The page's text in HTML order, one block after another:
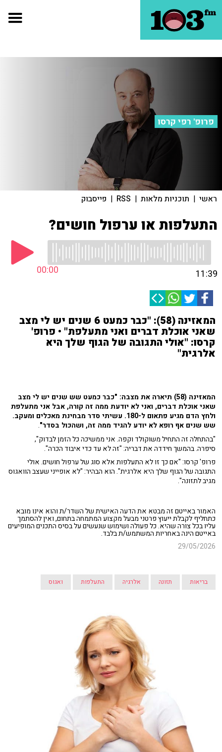
פרופ' רפי קרסו
ראשי | תוכניות מלאות |
RSS
| פייסבוק
התעלפות או ערפול חושים?
00:00 11:39
המאזינה (58): "כבר כמעט 6 שנים יש לי מצב
שאני אוכלת דברים ואני מתעלפת" • פרופ'
קרסו: "אולי התגובה של הגוף שלך היא
אלרגית"
המאזינה (58) תיארה את מצבה: "כבר כמעט שש שנים יש לי מצב
שאני אוכלת דברים, ואני לא יודעת ממה זה קורה, אבל אני מתעלפת
ולחץ הדם מגיע פתאום ל-180. עשיתי סדר מבחינת מאכלים ומעקב.
שש שנים אף רופא לא יודע להגיד ממה זה, ושהכול בסדר".
"בהתחלה זה התחיל משוקולד וקפה. אני ממשיכה כל הזמן לבדוק",
סיפרה. בהמשך חידדה את דבריה: "זה לא עד כדי איבוד הכרה".
פרופ' קרסו: "אם כך זו לא התעלפות אלא סוג של ערפול חושים. אולי
התגובה של הגוף שלך היא אלרגית". הוא הבהיר: "לא אופייני שעצב הוואגוס
מגיב לתזונה".
האמור באייטם זה מבטא את הדעה האישית של השדר/ת והוא אינו מובא
כתחליף לקבלת ייעוץ פרטני מבעל מקצוע המתמחה בתחום, ואין להסתמך
עליו בכל צורה שהיא. כל פעולה ושימוש שנעשים על בסיס התכנים המופיעים
באייטם הינה באחריות המשתמש/ת בלבד.
29/05/2026
בריאות תזונה אלרגיה התעלפות ואגוס